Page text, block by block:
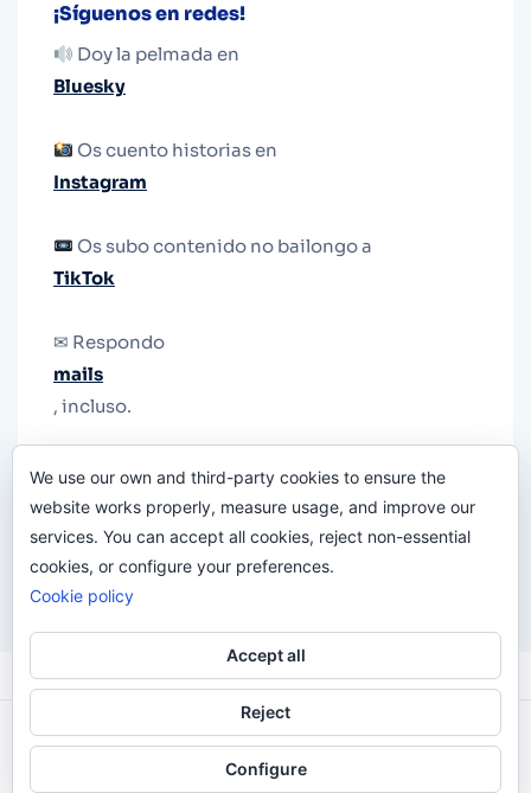
¡Síguenos en redes!
Doy la pelmada en
Bluesky
Os cuento historias en
Instagram
Os subo contenido no bailongo a
TikTok
✉ Respondo
mails
, incluso.
le quiten el teléfono.
Odi O'Malley © 2016-2025. Todos Los Derechos
Reservados.
We use our own and third-party cookies to ensure the
website works properly, measure usage, and improve our
services. You can accept all cookies, reject non-essential
cookies, or configure your preferences.
Cookie policy
Accept all
Reject
Configure